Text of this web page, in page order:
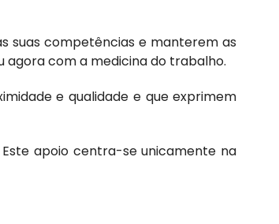
suas competências e manterem as
com a medicina do trabalho.
e qualidade e que exprimem
Este apoio centra-se unicamente na